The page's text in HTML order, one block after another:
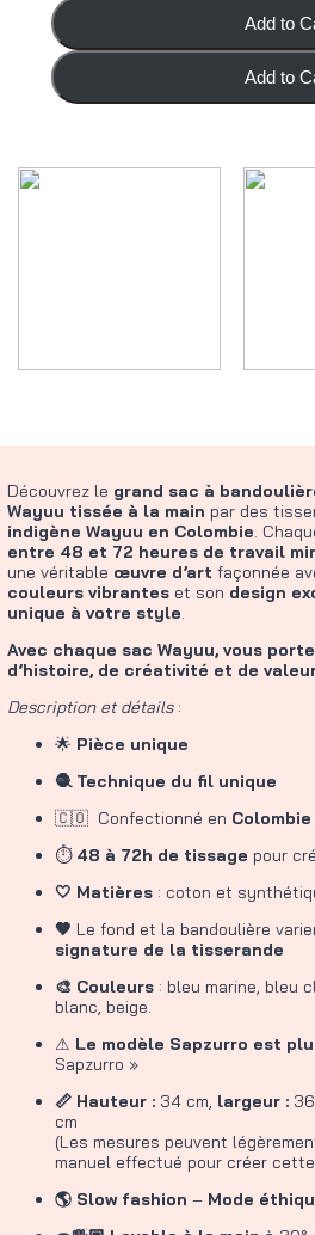
Add to
Add to
Découvrez le grand sac à
Wayuu tissée à la main par des
indigène Wayuu en Colombie.
entre 48 et 72 heures de travail
une véritable œuvre d’art façonnée
couleurs vibrantes et son design
unique à votre style.
Avec chaque sac Wayuu, vous
d’histoire, de créativité et de
Description et détails:
🌟 Pièce unique
🧶 Technique du fil unique
🇨🇴 Confectionné en Colombie
⏱ 48 à 72h de tissage pour
🤍 Matières : coton et
🤎 Le fond et la bandoulière
signature de la tisserande
🎨 Couleurs : bleu marine, bleu
blanc, beige.
⚠ Le modèle Sapzurro est
Sapzurro »
📏 Hauteur : 34 cm, largeur :
cm
(Les mesures peuvent
manuel effectué pour créer
🌎 Slow fashion – Mode